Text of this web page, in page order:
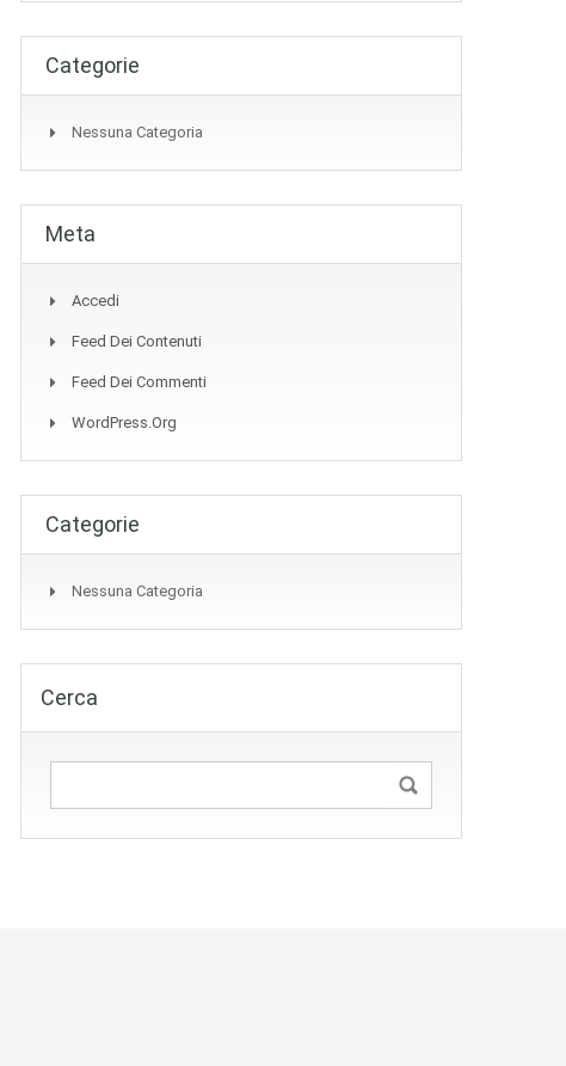
Categorie
Nessuna Categoria
Meta
Accedi
Feed Dei Contenuti
Feed Dei Commenti
WordPress.org
Categorie
Nessuna Categoria
Cerca